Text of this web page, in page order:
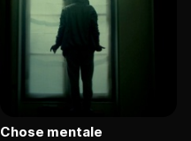
Chose mentale